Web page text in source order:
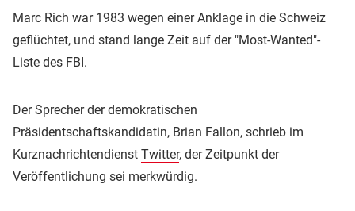
Marc Rich war 1983 wegen einer Anklage in die Schweiz
geflüchtet, und stand lange Zeit auf der "Most-Wanted"-
Liste des FBI.
Der Sprecher der demokratischen
Präsidentschaftskandidatin, Brian Fallon, schrieb im
Kurznachrichtendienst Twitter, der Zeitpunkt der
Veröffentlichung sei merkwürdig.